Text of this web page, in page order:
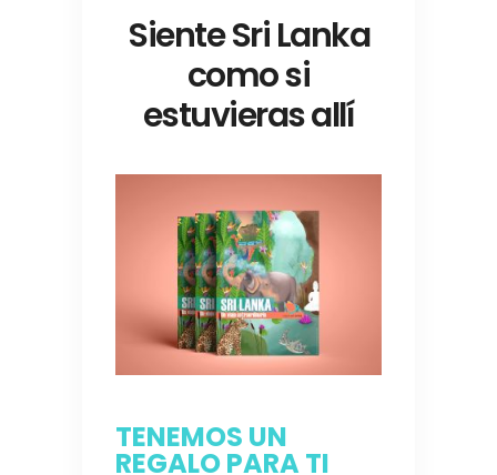
Siente Sri Lanka
como si
estuvieras allí
TENEMOS UN
REGALO PARA TI